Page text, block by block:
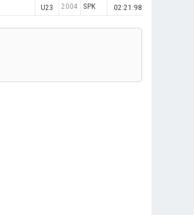
U23 2004 SPK 02:21:98